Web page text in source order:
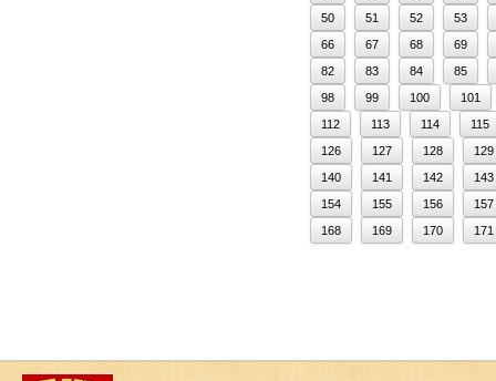
50
51 52
53
66
67 68
69
82
83 84
85
98
99 100
101
112
113 114
115
126
127 128
129
140
141 142
143
154
155 156
157
168
169 170 171